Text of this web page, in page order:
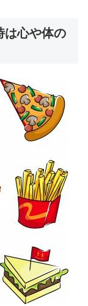
は心や体の